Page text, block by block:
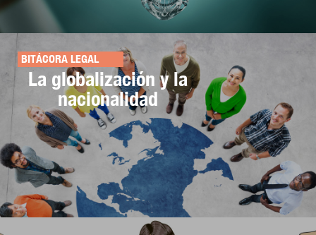
BITÁCORA LEGAL
La globalización y la
nacionalidad